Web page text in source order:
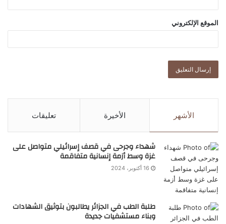
الموقع الإلكتروني
الأشهر الأخيرة تعليقات
شهداء وجرحى في قصف إسرائيلي متواصل على
غزة وسط أزمة إنسانية متفاقمة
16 أكتوبر، 2024
طلبة الطب في الجزائر يطالبون بتوثيق الشهادات
وبناء مستشفيات جديدة